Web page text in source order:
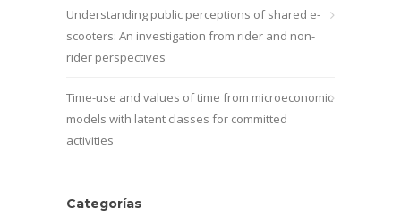
Understanding public perceptions of shared e-
scooters: An investigation from rider and non-
rider perspectives
Time-use and values of time from microeconomic
models with latent classes for committed
activities
Categorías